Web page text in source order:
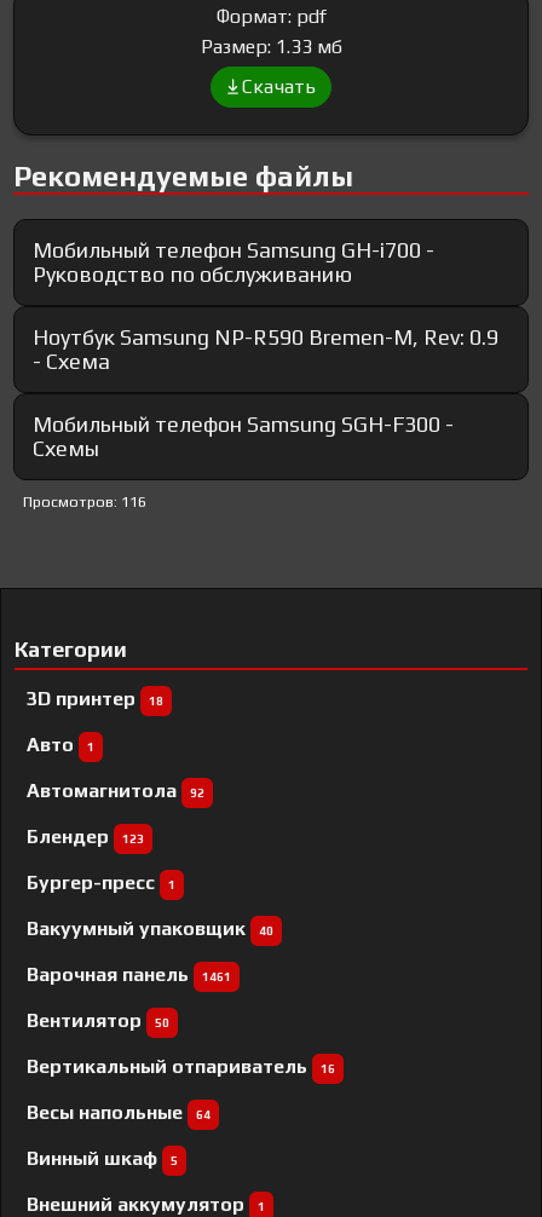
Формат: pdf
Размер: 1.33 мб
Скачать
Рекомендуемые файлы
Мобильный телефон Samsung GH-i700 -
Руководство по обслуживанию
Ноутбук Samsung NP-R590 Bremen-M, Rev: 0.9
- Схема
Мобильный телефон Samsung SGH-F300 -
Схемы
Просмотров: 116
Категории
3D принтер 18
Авто 1
Автомагнитола 92
Блендер 123
Бургер-пресс 1
Вакуумный упаковщик 40
Варочная панель 1461
Вентилятор 50
Вертикальный отпариватель 16
Весы напольные 64
Винный шкаф 5
Внешний аккумулятор 1